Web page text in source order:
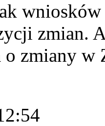
zmian.
zmiany w